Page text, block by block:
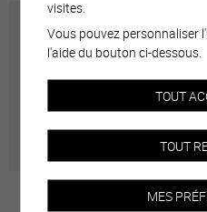
Carte interactive
Géolocalisation de tous
de Sierre.
visites.
Vous pouvez personnaliser
l'aide du bouton ci-dessous.
TOUT
TOUT
MES